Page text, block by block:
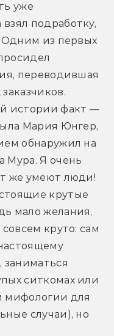
уже
подработку,
Одним из первых
переводившая
истории факт —
Мария Юнгер,
обнаружил на
Мура. Я очень
же умеют люди!
крутые
мало желания,
круто: сам
заниматься
ситкомах или
мифологии для
случаи), но